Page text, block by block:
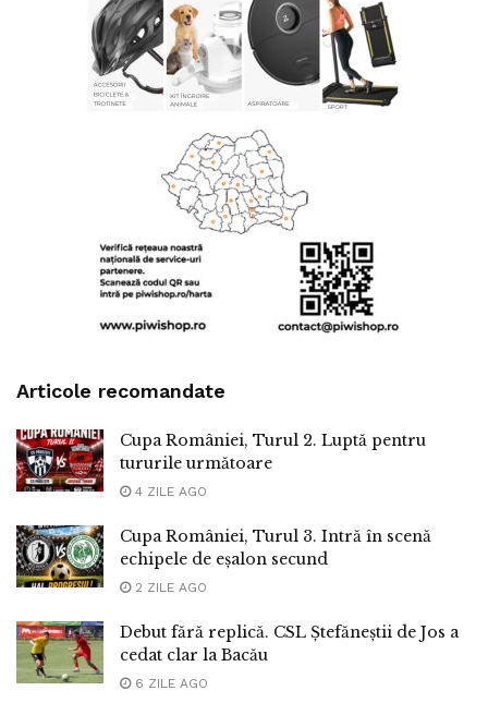
Articole recomandate
Cupa României, Turul 2. Luptă pentru
tururile următoare
4 ZILE AGO
Cupa României, Turul 3. Intră în scenă
echipele de eșalon secund
2 ZILE AGO
Debut fără replică. CSL Ștefăneștii de Jos a
cedat clar la Bacău
6 ZILE AGO